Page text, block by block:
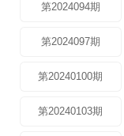
第2024094期
第2024097期
第20240100期
第20240103期